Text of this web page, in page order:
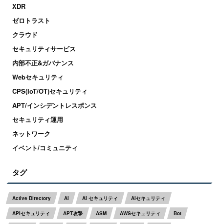
XDR
ゼロトラスト
クラウド
セキュリティサービス
内部不正&ガバナンス
Webセキュリティ
CPS(IoT/OT)セキュリティ
APT/インシデントレスポンス
セキュリティ運用
ネットワーク
イベント/コミュニティ
タグ
Active Directory AI AI セキュリティ AIセキュリティ
APIセキュリティ APT攻撃 ASM AWSセキュリティ Bot